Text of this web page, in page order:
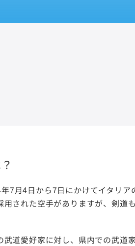
7月4日から7日にかけてイタリ
された空手がありますが、剣
道愛好家に対し、県内での武道